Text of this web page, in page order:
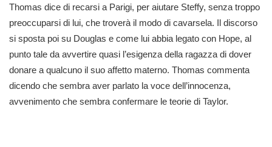
Thomas dice di recarsi a Parigi, per aiutare Steffy, senza troppo
preoccuparsi di lui, che troverà il modo di cavarsela. Il discorso
si sposta poi su Douglas e come lui abbia legato con Hope, al
punto tale da avvertire quasi l’esigenza della ragazza di dover
donare a qualcuno il suo affetto materno. Thomas commenta
dicendo che sembra aver parlato la voce dell’innocenza,
avvenimento che sembra confermare le teorie di Taylor.